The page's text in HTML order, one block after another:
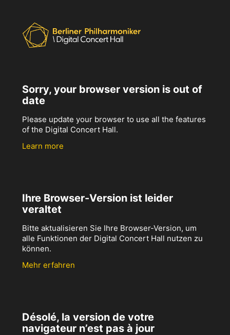
Sorry, your browser version is out of
date
Please update your browser to use all the features
of the Digital Concert Hall.
Learn more
Ihre Browser-Version ist leider
veraltet
Bitte aktualisieren Sie Ihre Browser-Version, um
alle Funktionen der Digital Concert Hall nutzen zu
können.
Mehr erfahren
Désolé, la version de votre
navigateur n’est pas à jour